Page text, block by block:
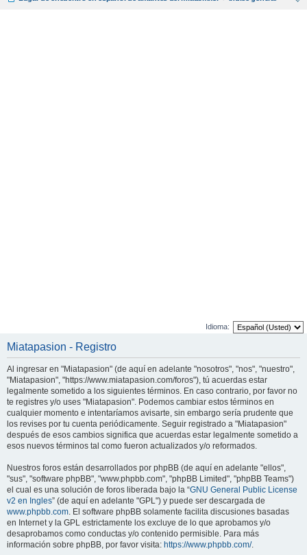
Idioma:
Miatapasion - Registro
Al ingresar en "Miatapasion" (de aquí en adelante "nosotros", "nos", "nuestro",
"Miatapasion", "https://www.miatapasion.com/foros"), tú acuerdas estar
legalmente sometido a los siguientes términos. En caso contrario, por favor no
te registres y/o uses "Miatapasion". Podemos cambiar estos términos en
cualquier momento e intentaríamos avisarte, sin embargo sería prudente que
los revises por tu cuenta periódicamente. Seguir registrado a "Miatapasion"
después de esos cambios significa que acuerdas estar legalmente sometido a
esos nuevos términos tal como fueron actualizados y/o reformados.
Nuestros foros están desarrollados por phpBB (de aquí en adelante "ellos",
"sus", "software phpBB", "www.phpbb.com", "phpBB Limited", "phpBB Teams")
el cual es una solución de foros liberada bajo la “GNU General Public License
v2 en Ingles” (de aquí en adelante "GPL") y puede ser descargada de
www.phpbb.com. El software phpBB solamente facilita discusiones basadas
en Internet y la GPL estrictamente los excluye de lo que aprobamos y/o
desaprobamos como conductas y/o contenido permisible. Para más
información sobre phpBB, por favor visita: https://www.phpbb.com/.